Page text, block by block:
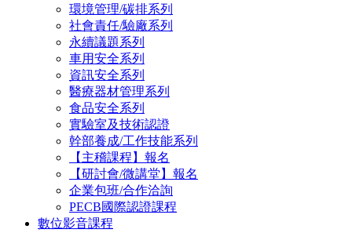
環境管理/碳排系列
社會責任/驗廠系列
永續議題系列
車用安全系列
資訊安全系列
醫療器材管理系列
食品安全系列
實驗室及技術認證
幹部養成/工作技能系列
【主稽課程】報名
【研討會/微講堂】報名
企業包班/合作洽詢
PECB國際認證課程
數位影音課程